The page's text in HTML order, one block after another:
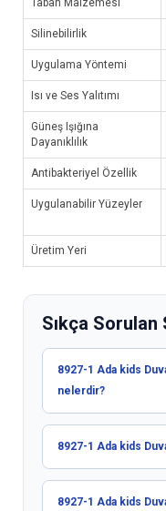
Silinebilirlik
Uygulama Yöntemi
Isı ve Ses Yalıtımı
Güneş Işığına
Dayanıklılık
Antibakteriyel Özellik
Uygulanabilir Yüzeyler
Üretim Yeri
Sıkça Sorulan
8927-1 Ada kids
nelerdir?
8927-1 Ada kids
8927-1 Ada kids